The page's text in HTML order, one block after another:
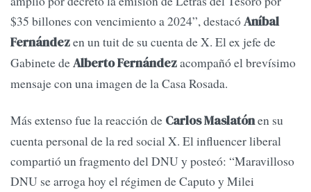
$35 billones con vencimiento a 2024”, destacóAníbal
Fernándezen un tuit de su cuenta de X. El ex jefe de
Gabinete deAlberto Fernándezacompañó el brevísimo
mensaje con una imagen de la Casa Rosada.
Más extenso fue la reacción de Carlos Maslatónen su
cuenta personal de la red social X. El influencer liberal
compartió un fragmento del DNU y posteó: “Maravilloso
DNU se arroga hoy el régimen de Caputo y Milei